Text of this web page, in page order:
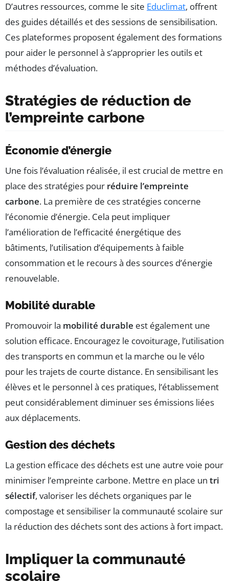
D’autres ressources, comme le site Educlimat, offrent
des guides détaillés et des sessions de sensibilisation.
Ces plateformes proposent également des formations
pour aider le personnel à s’approprier les outils et
méthodes d’évaluation.
Stratégies de réduction de
l’empreinte carbone
Économie d’énergie
Une fois l’évaluation réalisée, il est crucial de mettre en
place des stratégies pour réduire l’empreinte
carbone. La première de ces stratégies concerne
l’économie d’énergie. Cela peut impliquer
l’amélioration de l’efficacité énergétique des
bâtiments, l’utilisation d’équipements à faible
consommation et le recours à des sources d’énergie
renouvelable.
Mobilité durable
Promouvoir la mobilité durable est également une
solution efficace. Encouragez le covoiturage, l’utilisation
des transports en commun et la marche ou le vélo
pour les trajets de courte distance. En sensibilisant les
élèves et le personnel à ces pratiques, l’établissement
peut considérablement diminuer ses émissions liées
aux déplacements.
Gestion des déchets
La gestion efficace des déchets est une autre voie pour
minimiser l’empreinte carbone. Mettre en place un tri
sélectif, valoriser les déchets organiques par le
compostage et sensibiliser la communauté scolaire sur
la réduction des déchets sont des actions à fort impact.
Impliquer la communauté
scolaire